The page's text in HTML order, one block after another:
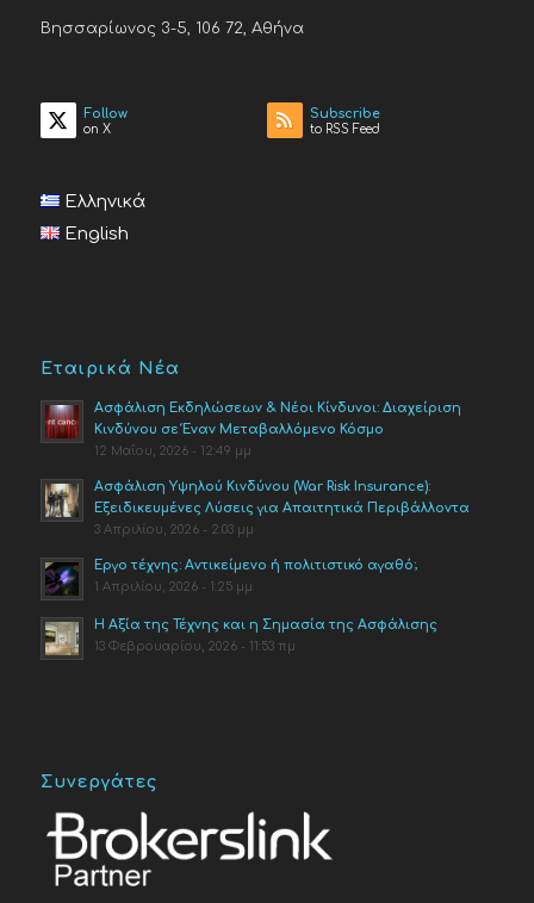
Βησσαρίωνος 3-5, 106 72, Αθήνα
Follow
on X
Subscribe
to RSS Feed
Ελληνικά
English
Εταιρικά Νέα
Ασφάλιση Εκδηλώσεων & Νέοι Κίνδυνοι: Διαχείριση
Κινδύνου σε Έναν Μεταβαλλόμενο Κόσμο
12 Μαΐου, 2026 - 12:49 μμ
Ασφάλιση Υψηλού Κινδύνου (War Risk Insurance):
Εξειδικευμένες Λύσεις για Απαιτητικά Περιβάλλοντα
3 Απριλίου, 2026 - 2:03 μμ
Έργο τέχνης: Αντικείμενο ή πολιτιστικό αγαθό;
1 Απριλίου, 2026 - 1:25 μμ
Η Αξία της Τέχνης και η Σημασία της Ασφάλισης
13 Φεβρουαρίου, 2026 - 11:53 πμ
Συνεργάτες